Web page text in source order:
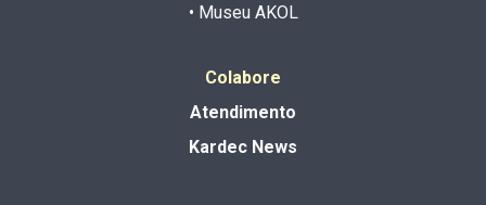
• Museu AKOL
Colabore
Atendimento
Kardec News